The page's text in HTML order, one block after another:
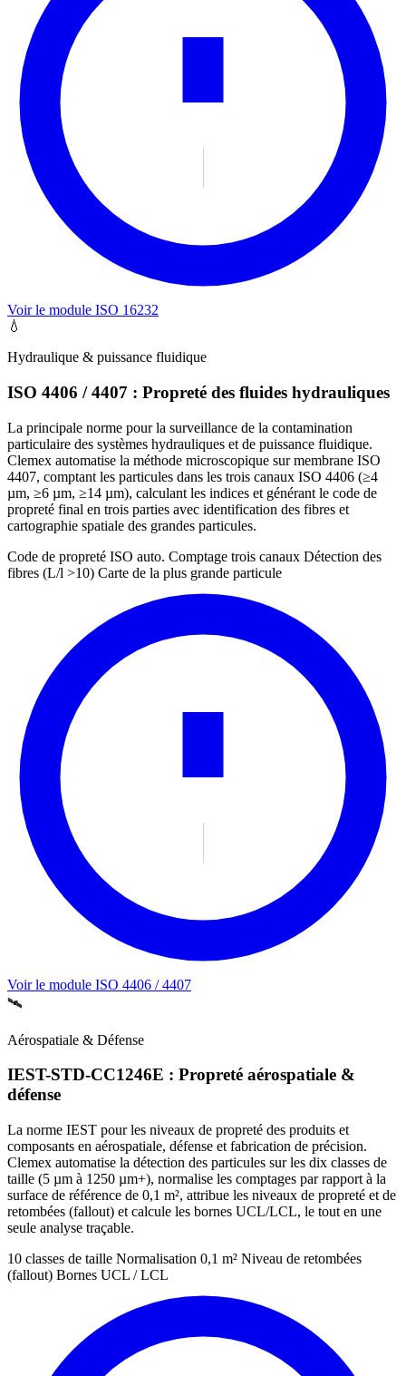
Voir le module ISO 16232
💧
Hydraulique & puissance fluidique
ISO 4406 / 4407 : Propreté des fluides hydrauliques
La principale norme pour la surveillance de la contamination
particulaire des systèmes hydrauliques et de puissance fluidique.
Clemex automatise la méthode microscopique sur membrane ISO
4407, comptant les particules dans les trois canaux ISO 4406 (≥4
µm, ≥6 µm, ≥14 µm), calculant les indices et générant le code de
propreté final en trois parties avec identification des fibres et
cartographie spatiale des grandes particules.
Code de propreté ISO auto. Comptage trois canaux Détection des
fibres (L/l >10) Carte de la plus grande particule
Voir le module ISO 4406 / 4407
🛰️
Aérospatiale & Défense
IEST-STD-CC1246E : Propreté aérospatiale &
défense
La norme IEST pour les niveaux de propreté des produits et
composants en aérospatiale, défense et fabrication de précision.
Clemex automatise la détection des particules sur les dix classes de
taille (5 µm à 1250 µm+), normalise les comptages par rapport à la
surface de référence de 0,1 m², attribue les niveaux de propreté et de
retombées (fallout) et calcule les bornes UCL/LCL, le tout en une
seule analyse traçable.
10 classes de taille Normalisation 0,1 m² Niveau de retombées
(fallout) Bornes UCL / LCL